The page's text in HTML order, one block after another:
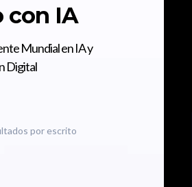
con IA
Mundial en IA y
Digital
por escrito